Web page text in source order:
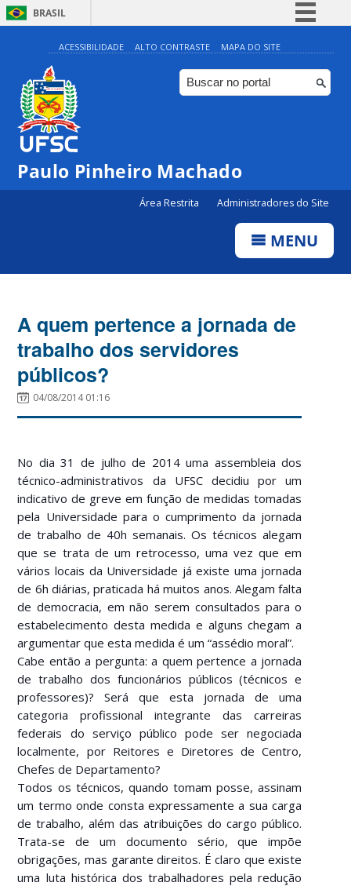
BRASIL
Simplifique!
Comunica BR
Participe
Canais
ACESSIBILIDADE ALTO CONTRASTE MAPA DO SITE
Paulo Pinheiro Machado
Área Restrita Administradores do Site
MENU
A quem pertence a jornada de
trabalho dos servidores
públicos?
04/08/2014 01:16
No dia 31 de julho de 2014 uma assembleia dos
técnico-administrativos da UFSC decidiu por um
indicativo de greve em função de medidas tomadas
pela Universidade para o cumprimento da jornada
de trabalho de 40h semanais. Os técnicos alegam
que se trata de um retrocesso, uma vez que em
vários locais da Universidade já existe uma jornada
de 6h diárias, praticada há muitos anos. Alegam falta
de democracia, em não serem consultados para o
estabelecimento desta medida e alguns chegam a
argumentar que esta medida é um “assédio moral”.
Cabe então a pergunta: a quem pertence a jornada
de trabalho dos funcionários públicos (técnicos e
professores)? Será que esta jornada de uma
categoria profissional integrante das carreiras
federais do serviço público pode ser negociada
localmente, por Reitores e Diretores de Centro,
Chefes de Departamento?
Todos os técnicos, quando tomam posse, assinam
um termo onde consta expressamente a sua carga
de trabalho, além das atribuições do cargo público.
Trata-se de um documento sério, que impõe
obrigações, mas garante direitos. É claro que existe
uma luta histórica dos trabalhadores pela redução